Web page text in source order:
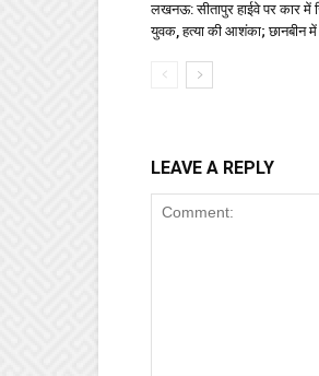
लखनऊ: सीतापुर हाईवे पर कार में
युवक, हत्या की आशंका; छानबीन
LEAVE A REPLY